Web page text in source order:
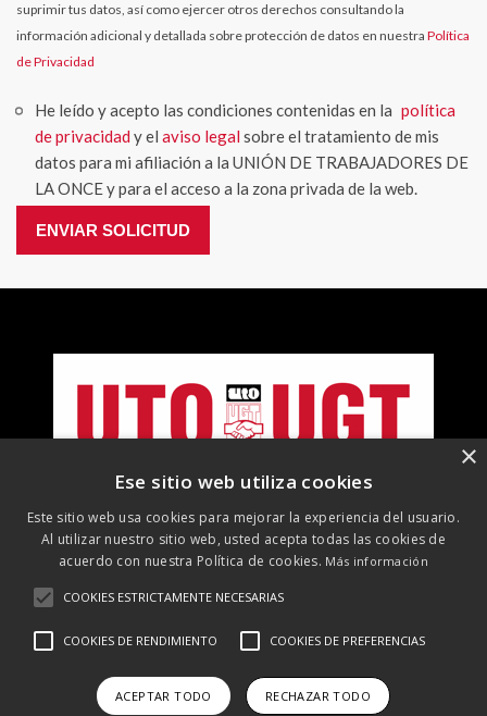
suprimir tus datos, así como ejercer otros derechos consultando la
información adicional y detallada sobre protección de datos en nuestra Política
de Privacidad
He leído y acepto las condiciones contenidas en la política
de privacidad y elaviso legal sobre el tratamiento de mis
datos para mi afiliación a la UNIÓN DE TRABAJADORES DE
LA ONCE y para el acceso a la zona privada de la web.
ENVIAR SOLICITUD
de RRSS
×
Ese sitio web utiliza cookies
Este sitio web usa cookies para mejorar la experiencia del usuario.
Al utilizar nuestro sitio web, usted acepta todas las cookies de
acuerdo con nuestra Política de cookies. Más información
COOKIES ESTRICTAMENTE NECESARIAS
COOKIES DE RENDIMIENTO COOKIES DE PREFERENCIAS
ACEPTAR TODO RECHAZAR TODO